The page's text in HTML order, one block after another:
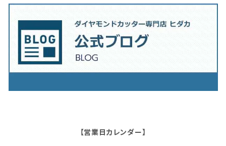
【営業日カレンダー】